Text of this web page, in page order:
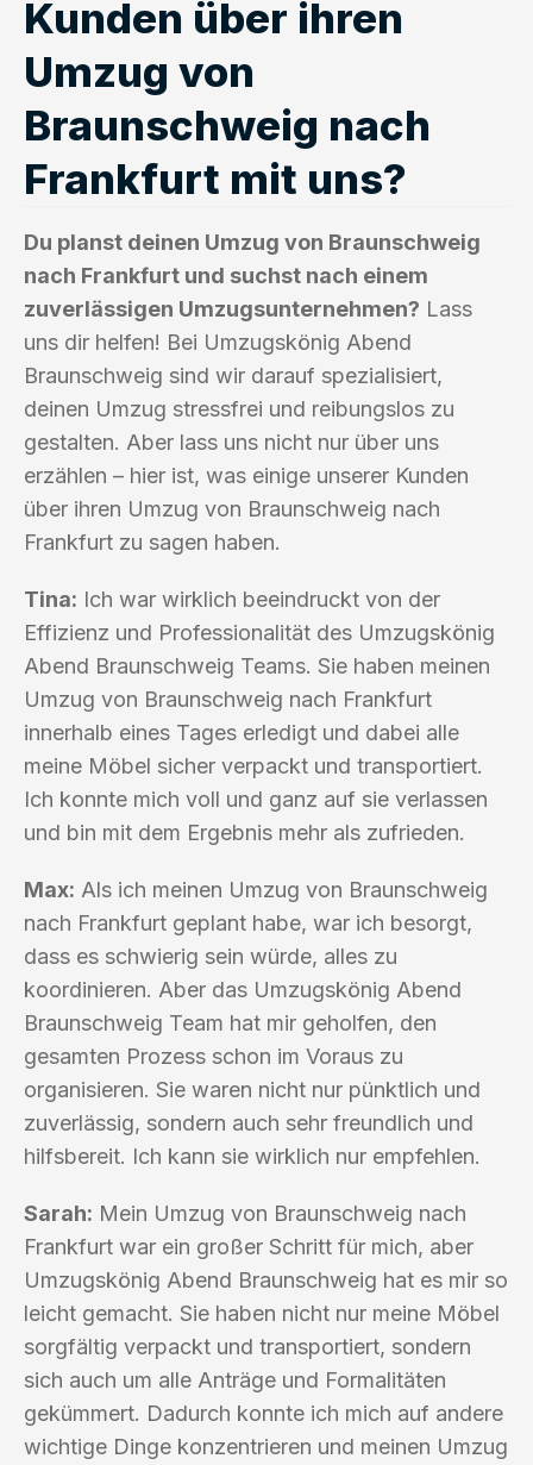
Kunden über ihren
Umzug von
Braunschweig nach
Frankfurt mit uns?
Du planst deinen Umzug von Braunschweig
nach Frankfurt und suchst nach einem
zuverlässigen Umzugsunternehmen? Lass
uns dir helfen! Bei Umzugskönig Abend
Braunschweig sind wir darauf spezialisiert,
deinen Umzug stressfrei und reibungslos zu
gestalten. Aber lass uns nicht nur über uns
erzählen – hier ist, was einige unserer Kunden
über ihren Umzug von Braunschweig nach
Frankfurt zu sagen haben.
Tina: Ich war wirklich beeindruckt von der
Effizienz und Professionalität des Umzugskönig
Abend Braunschweig Teams. Sie haben meinen
Umzug von Braunschweig nach Frankfurt
innerhalb eines Tages erledigt und dabei alle
meine Möbel sicher verpackt und transportiert.
Ich konnte mich voll und ganz auf sie verlassen
und bin mit dem Ergebnis mehr als zufrieden.
Max: Als ich meinen Umzug von Braunschweig
nach Frankfurt geplant habe, war ich besorgt,
dass es schwierig sein würde, alles zu
koordinieren. Aber das Umzugskönig Abend
Braunschweig Team hat mir geholfen, den
gesamten Prozess schon im Voraus zu
organisieren. Sie waren nicht nur pünktlich und
zuverlässig, sondern auch sehr freundlich und
hilfsbereit. Ich kann sie wirklich nur empfehlen.
Sarah: Mein Umzug von Braunschweig nach
Frankfurt war ein großer Schritt für mich, aber
Umzugskönig Abend Braunschweig hat es mir so
leicht gemacht. Sie haben nicht nur meine Möbel
sorgfältig verpackt und transportiert, sondern
sich auch um alle Anträge und Formalitäten
gekümmert. Dadurch konnte ich mich auf andere
wichtige Dinge konzentrieren und meinen Umzug